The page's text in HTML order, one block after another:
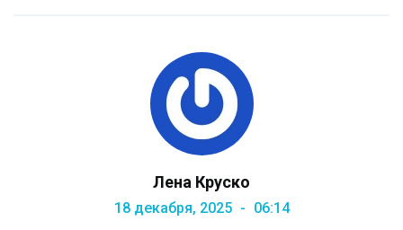
Лена Круско
18 декабря, 2025 06:14